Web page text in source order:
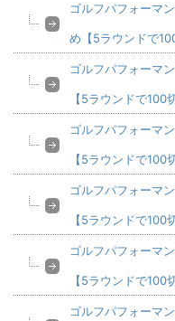
ゴルフパフォーマ
め【5ラウンドで
ゴルフパフォーマ
【5ラウンドで100
ゴルフパフォーマ
【5ラウンドで100
ゴルフパフォーマ
【5ラウンドで100
ゴルフパフォーマ
【5ラウンドで100
ゴルフパフォーマ